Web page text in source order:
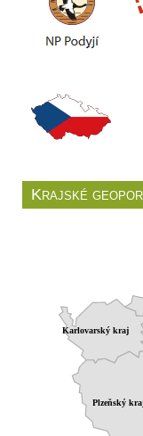
Krajské
Plzeňský
Karlovarský kraj